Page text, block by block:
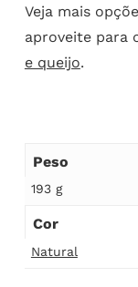
Veja mais
aproveite para
e queijo.
Peso
193 g
Cor
Natural